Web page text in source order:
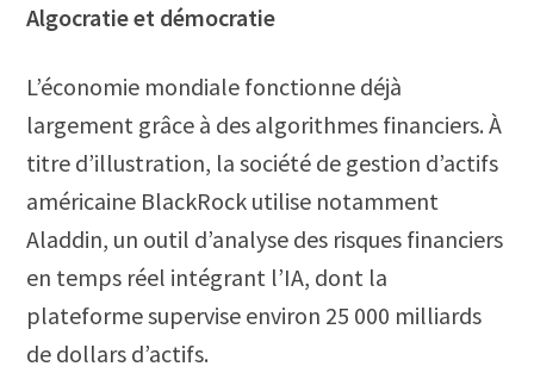
Algocratie et démocratie
L’économie mondiale fonctionne déjà
largement grâce à des algorithmes financiers. À
titre d’illustration, la société de gestion d’actifs
américaine BlackRock utilise notamment
Aladdin, un outil d’analyse des risques financiers
en temps réel intégrant l’IA, dont la
plateforme supervise environ 25 000 milliards
de dollars d’actifs.